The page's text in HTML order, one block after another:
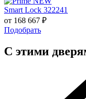
Smart Lock 322241
от 168 667 ₽
Подобрать
С этими